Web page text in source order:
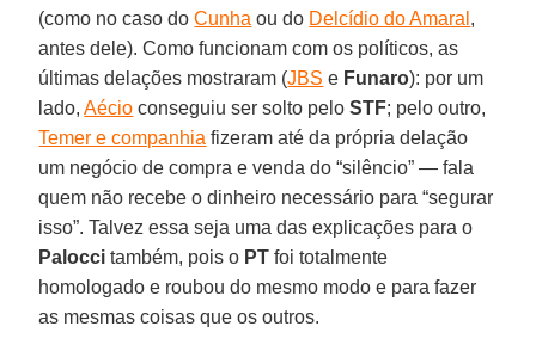
(como no caso doCunha ou do Delcídio do Amaral ,
antes dele). Como funcionam com os políticos, as
últimas delações mostraram (JBS e Funaro): por um
lado,Aécio conseguiu ser solto peloSTF; pelo outro,
Temer e companhia fizeram até da própria delação
um negócio de compra e venda do “silêncio” — fala
quem não recebe o dinheiro necessário para “segurar
isso”. Talvez essa seja uma das explicações para o
Palocci também, pois o PT foi totalmente
homologado e roubou do mesmo modo e para fazer
as mesmas coisas que os outros.